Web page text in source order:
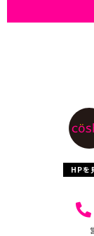
HPを